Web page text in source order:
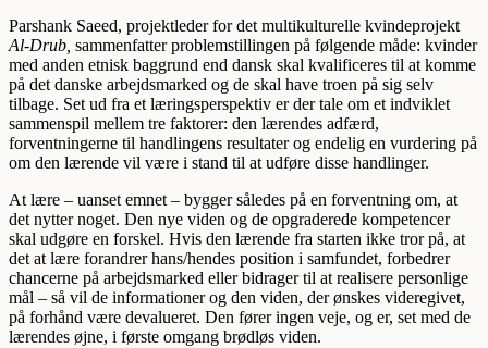
Parshank Saeed, projektleder for det multikulturelle kvindeprojekt
Al-Drub, sammenfatter problemstillingen på følgende måde: kvinder
med anden etnisk baggrund end dansk skal kvalificeres til at komme
på det danske arbejdsmarked og de skal have troen på sig selv
tilbage. Set ud fra et læringsperspektiv er der tale om et indviklet
sammenspil mellem tre faktorer: den lærendes adfærd,
forventningerne til handlingens resultater og endelig en vurdering på
om den lærende vil være i stand til at udføre disse handlinger.
At lære – uanset emnet – bygger således på en forventning om, at
det nytter noget. Den nye viden og de opgraderede kompetencer
skal udgøre en forskel. Hvis den lærende fra starten ikke tror på, at
det at lære forandrer hans/hendes position i samfundet, forbedrer
chancerne på arbejdsmarked eller bidrager til at realisere personlige
mål – så vil de informationer og den viden, der ønskes videregivet,
på forhånd være devalueret. Den fører ingen veje, og er, set med de
lærendes øjne, i første omgang brødløs viden.